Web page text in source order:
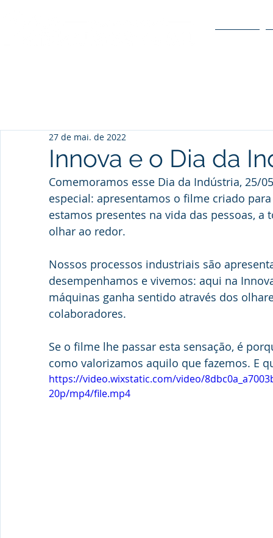
Innova e o Dia da
27 de mai. de 2022
Comemoramos esse Dia da Indústria, 25/
especial: apresentamos o filme criado
estamos presentes na vida das pessoas,
olhar ao redor.
Nossos processos industriais são
desempenhamos e vivemos: aqui na
máquinas ganha sentido através dos
colaboradores.
Se o filme lhe passar esta sensação, é
como valorizamos aquilo que fazemos. E
https://video.wixstatic.com/video/
20p/mp4/file.mp4